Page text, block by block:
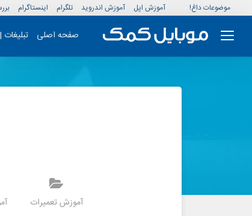
موضوعات داغ! آموزش اپل آموزش اندروید تلگرام اینستاگرام
صفحه اصلی
آموزش تعمیرات